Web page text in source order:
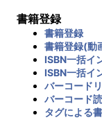
書籍登録
書籍登録
書籍登録(動
ISBN一括イ
ISBN一括イ
バーコード
バーコード
タグによる